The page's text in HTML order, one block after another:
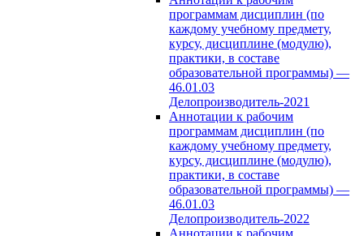
программам дисциплин (по
каждому учебному предмету,
курсу, дисциплине (модулю),
практики, в составе
образовательной программы) —
46.01.03
Делопроизводитель-2021
Аннотации к рабочим
программам дисциплин (по
каждому учебному предмету,
курсу, дисциплине (модулю),
практики, в составе
образовательной программы) —
46.01.03
Делопроизводитель-2022
Аннотации к рабочим